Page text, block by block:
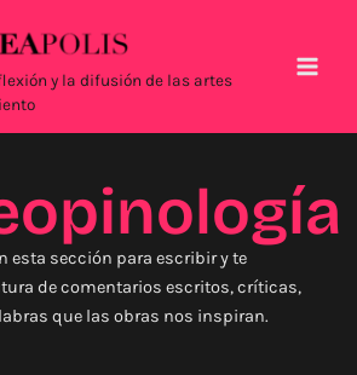
y la difusión de las artes
esta sección para escribir y te
de comentarios escritos, críticas,
que las obras nos inspiran.